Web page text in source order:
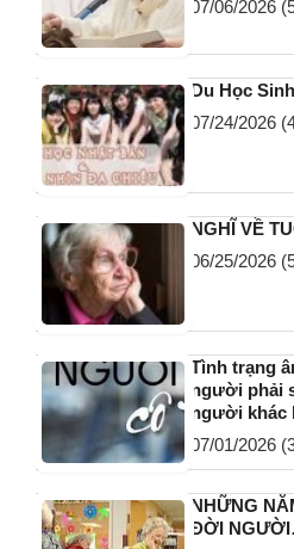
07/06/2026
Du Học
07/24/2026
NGHĨ VỀ
06/25/2026
Tình trạng
người phải
người khác
07/01/2026
NHỮNG
ĐỜI